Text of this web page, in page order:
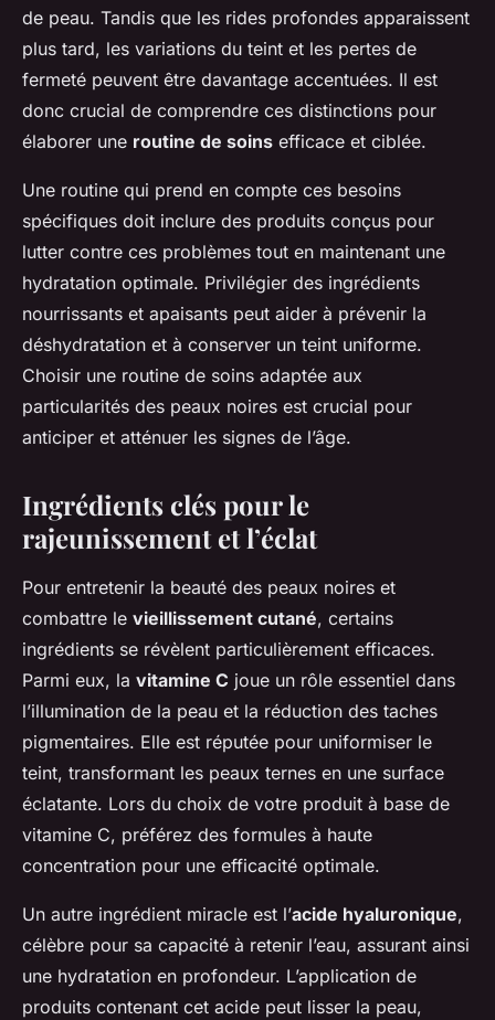
de peau. Tandis que les rides profondes apparaissent
plus tard, les variations du teint et les pertes de
fermeté peuvent être davantage accentuées. Il est
donc crucial de comprendre ces distinctions pour
élaborer une routine de soins efficace et ciblée.
Une routine qui prend en compte ces besoins
spécifiques doit inclure des produits conçus pour
lutter contre ces problèmes tout en maintenant une
hydratation optimale. Privilégier des ingrédients
nourrissants et apaisants peut aider à prévenir la
déshydratation et à conserver un teint uniforme.
Choisir une routine de soins adaptée aux
particularités des peaux noires est crucial pour
anticiper et atténuer les signes de l’âge.
Ingrédients clés pour le
rajeunissement et l’éclat
Pour entretenir la beauté des peaux noires et
combattre le vieillissement cutané, certains
ingrédients se révèlent particulièrement efficaces.
Parmi eux, la vitamine C joue un rôle essentiel dans
l’illumination de la peau et la réduction des taches
pigmentaires. Elle est réputée pour uniformiser le
teint, transformant les peaux ternes en une surface
éclatante. Lors du choix de votre produit à base de
vitamine C, préférez des formules à haute
concentration pour une efficacité optimale.
Un autre ingrédient miracle est l’acide hyaluronique,
célèbre pour sa capacité à retenir l’eau, assurant ainsi
une hydratation en profondeur. L’application de
produits contenant cet acide peut lisser la peau,